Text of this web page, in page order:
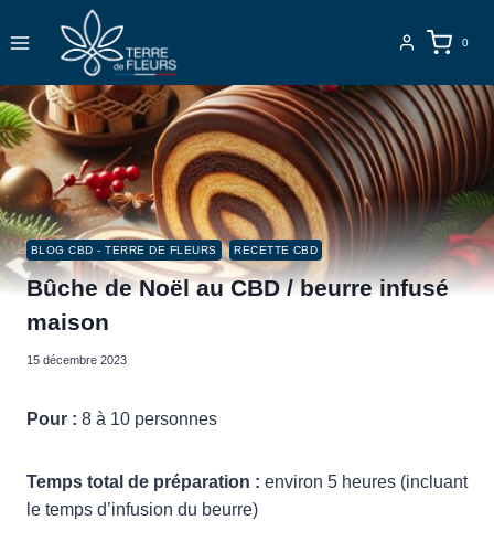
au
0
BLOG CBD - TERRE DE FLEURS RECETTE CBD
Bûche de Noël au CBD / beurre infusé
maison
15 décembre 2023
Pour : 8 à 10 personnes
Temps total de préparation : environ 5 heures (incluant
le temps d’infusion du beurre)